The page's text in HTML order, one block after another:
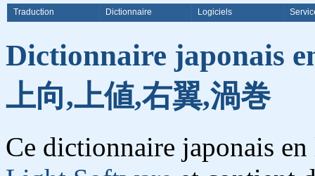
Traduction Dictionnaire Logiciels
Dictionnaire japonais
上向,上値,右翼,渦巻
Ce dictionnaire japonais